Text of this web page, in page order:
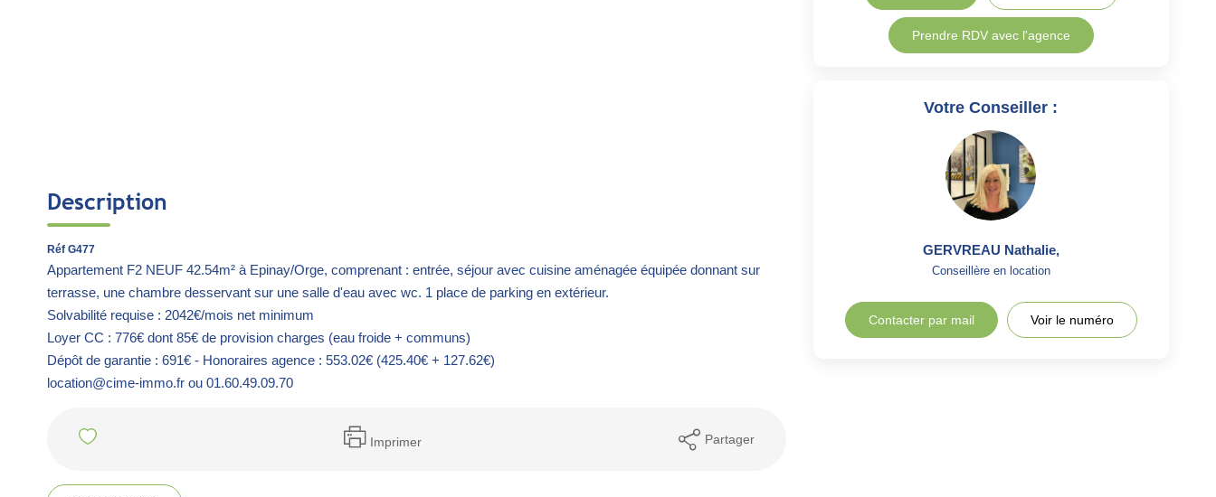
Description
Réf G477
Appartement F2 NEUF 42.54m² à Epinay/Orge, comprenant : entrée, séjour avec cuisine aménagée équipée donnant sur
terrasse, une chambre desservant sur une salle d'eau avec wc. 1 place de parking en extérieur.
Solvabilité requise : 2042€/mois net minimum
Loyer CC : 776€ dont 85€ de provision charges (eau froide + communs)
Dépôt de garantie : 691€ - Honoraires agence : 553.02€ (425.40€ + 127.62€)
location@cime-immo.fr ou 01.60.49.09.70
Imprimer Partager
Prendre RDV avec l'agence
Votre Conseiller :
GERVREAU Nathalie,
Conseillère en location
Contacter par mail Voir le numéro